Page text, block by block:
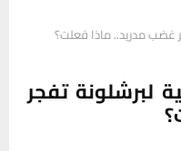
غضب مدريد.. ماذا فعلت؟
لبرشلونة تفجر